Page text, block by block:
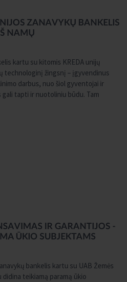
ZANAVYKŲ BANKELIS
NAMŲ
kartu su kitomis KREDA unijų
technologinį žingsnį – įgyvendinus
darbus, nuo šiol gyventojai ir
tapti ir nuotoliniu būdu. Tam
IR GARANTIJOS -
ŪKIO SUBJEKTAMS
bankelis kartu su UAB Žemės
teikiamą paramą ūkio